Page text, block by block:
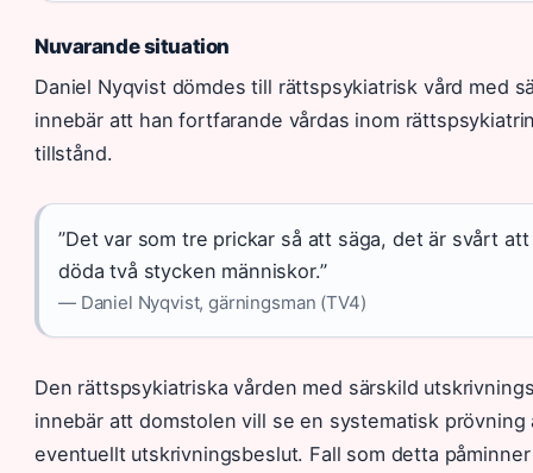
Nuvarande situation
Daniel Nyqvist dömdes till rättspsykiatrisk vård med
innebär att han fortfarande vårdas inom
tillstånd.
”Det var som tre prickar så att säga, det är svårt
döda två stycken människor.”
— Daniel Nyqvist, gärningsman (TV4)
Den rättspsykiatriska vården med särskild
innebär att domstolen vill se en systematisk
eventuellt utskrivningsbeslut. Fall som detta